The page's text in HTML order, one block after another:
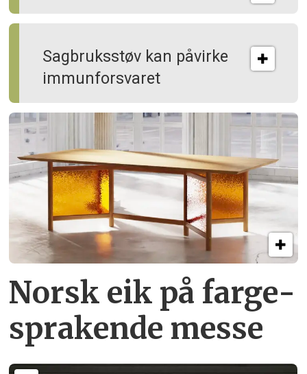
Sagbruksstøv kan på­virke
immun­forsvaret
Norsk eik på farge­
sprakende messe